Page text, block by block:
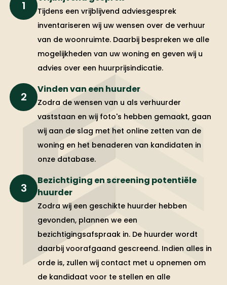
1
Tijdens een vrijblijvend adviesgesprek
inventariseren wij uw wensen over de verhuur
van de woonruimte. Daarbij bespreken we alle
mogelijkheden van uw woning en geven wij u
advies over een huurprijsindicatie.
2
Vinden van een huurder
Zodra de wensen van u als verhuurder
vaststaan en wij foto's hebben gemaakt, gaan
wij aan de slag met het online zetten van de
woning en het benaderen van kandidaten in
onze database.
3
Bezichtiging en screening potentiële
huurder
Zodra wij een geschikte huurder hebben
gevonden, plannen we een
bezichtigingsafspraak in. De huurder wordt
daarbij voorafgaand gescreend. Indien alles in
orde is, zullen wij contact met u opnemen om
de kandidaat voor te stellen en alle